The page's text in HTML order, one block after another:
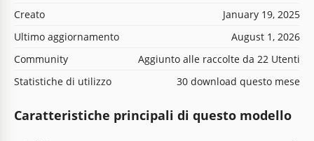
Creato
January 19, 2025
Ultimo aggiornamento
August 1, 2026
Community
Aggiunto alle raccolte da 22 Utenti
Statistiche di utilizzo
30 download questo mese
Caratteristiche principali di questo modello